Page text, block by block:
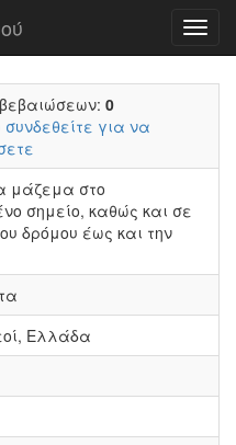
0
για να
μάζεμα στο
σημείο, καθώς και σε
δρόμου έως και την
Ελλάδα